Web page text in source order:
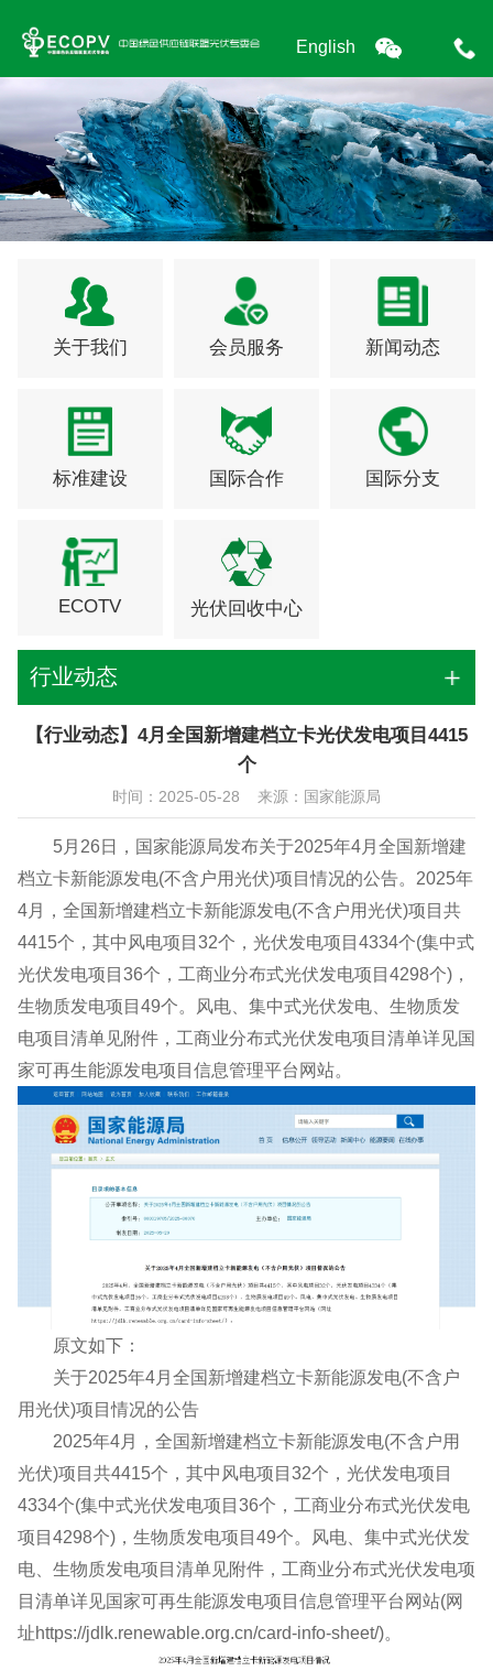
English
关于我们 会员服务 新闻动态
标准建设 国际合作 国际分支
ECOTV 光伏回收中心
行业动态
【行业动态】4月全国新增建档立卡光伏发电项目4415
个
时间：2025-05-28 来源：国家能源局
5月26日，国家能源局发布关于2025年4月全国新增建
档立卡新能源发电(不含户用光伏)项目情况的公告。2025年
4月，全国新增建档立卡新能源发电(不含户用光伏)项目共
4415个，其中风电项目32个，光伏发电项目4334个(集中式
光伏发电项目36个，工商业分布式光伏发电项目4298个)，
生物质发电项目49个。风电、集中式光伏发电、生物质发
电项目清单见附件，工商业分布式光伏发电项目清单详见国
家可再生能源发电项目信息管理平台网站。
原文如下：
关于2025年4月全国新增建档立卡新能源发电(不含户
用光伏)项目情况的公告
2025年4月，全国新增建档立卡新能源发电(不含户用
光伏)项目共4415个，其中风电项目32个，光伏发电项目
4334个(集中式光伏发电项目36个，工商业分布式光伏发电
项目4298个)，生物质发电项目49个。风电、集中式光伏发
电、生物质发电项目清单见附件，工商业分布式光伏发电项
目清单详见国家可再生能源发电项目信息管理平台网站(网
址https://jdlk.renewable.org.cn/card-info-sheet/)。